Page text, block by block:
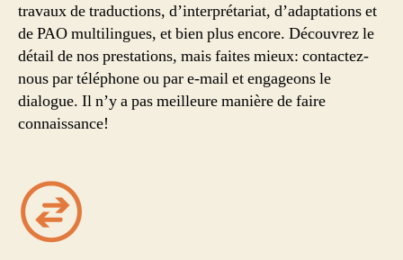
travaux de traductions, d’interprétariat, d’adaptations et
de PAO multilingues, et bien plus encore. Découvrez le
détail de nos prestations, mais faites mieux: contactez-
nous par téléphone ou par e-mail et engageons le
dialogue. Il n’y a pas meilleure manière de faire
connaissance!